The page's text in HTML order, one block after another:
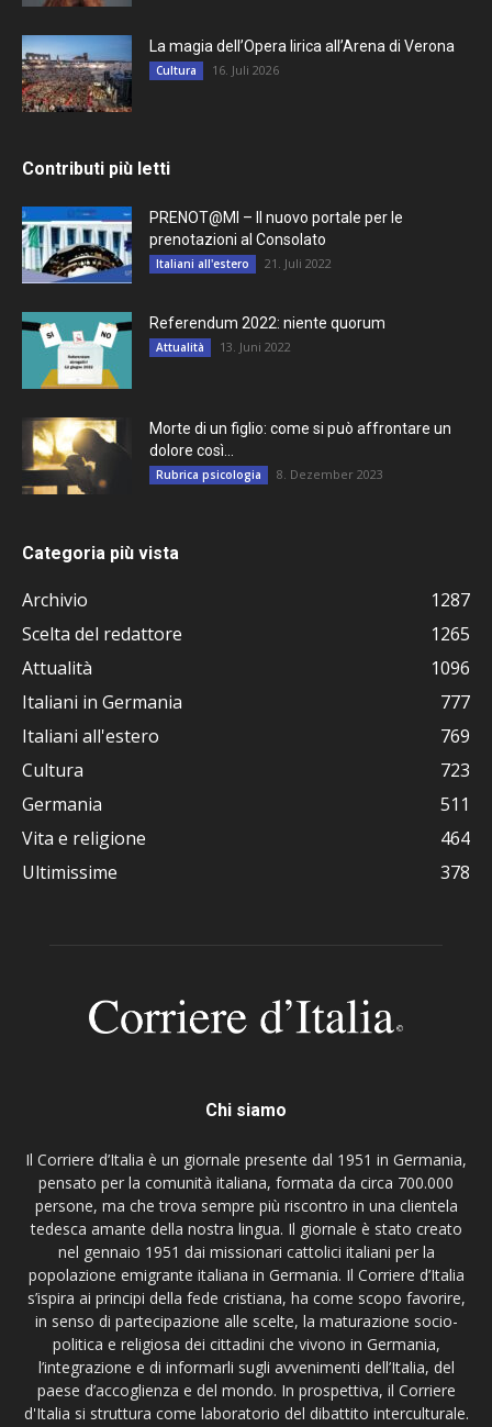
La magia dell’Opera lirica all’Arena di Verona
Cultura 16. Juli 2026
Contributi più letti
PRENOT@MI – Il nuovo portale per le
prenotazioni al Consolato
Italiani all'estero 21. Juli 2022
Referendum 2022: niente quorum
Attualità 13. Juni 2022
Morte di un figlio: come si può affrontare un
dolore così...
Rubrica psicologia 8. Dezember 2023
Categoria più vista
Archivio
1287
Scelta del redattore
1265
Attualità
1096
Italiani in Germania
777
Italiani all'estero
769
Cultura
723
Germania
511
Vita e religione
464
Ultimissime
378
Chi siamo
Il Corriere d’Italia è un giornale presente dal 1951 in Germania,
pensato per la comunità italiana, formata da circa 700.000
persone, ma che trova sempre più riscontro in una clientela
tedesca amante della nostra lingua. Il giornale è stato creato
nel gennaio 1951 dai missionari cattolici italiani per la
popolazione emigrante italiana in Germania. Il Corriere d’Italia
s’ispira ai principi della fede cristiana, ha come scopo favorire,
in senso di partecipazione alle scelte, la maturazione socio-
politica e religiosa dei cittadini che vivono in Germania,
l’integrazione e di informarli sugli avvenimenti dell’Italia, del
paese d’accoglienza e del mondo. In prospettiva, il Corriere
d'Italia si struttura come laboratorio del dibattito interculturale.